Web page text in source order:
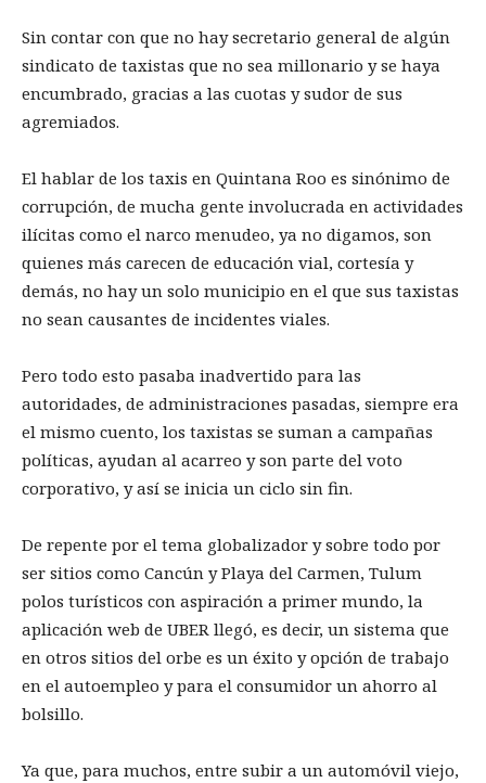
Sin contar con que no hay secretario general de algún
sindicato de taxistas que no sea millonario y se haya
encumbrado, gracias a las cuotas y sudor de sus
agremiados.
El hablar de los taxis en Quintana Roo es sinónimo de
corrupción, de mucha gente involucrada en actividades
ilícitas como el narco menudeo, ya no digamos, son
quienes más carecen de educación vial, cortesía y
demás, no hay un solo municipio en el que sus taxistas
no sean causantes de incidentes viales.
Pero todo esto pasaba inadvertido para las
autoridades, de administraciones pasadas, siempre era
el mismo cuento, los taxistas se suman a campañas
políticas, ayudan al acarreo y son parte del voto
corporativo, y así se inicia un ciclo sin fin.
De repente por el tema globalizador y sobre todo por
ser sitios como Cancún y Playa del Carmen, Tulum
polos turísticos con aspiración a primer mundo, la
aplicación web de UBER llegó, es decir, un sistema que
en otros sitios del orbe es un éxito y opción de trabajo
en el autoempleo y para el consumidor un ahorro al
bolsillo.
Ya que, para muchos, entre subir a un automóvil viejo,